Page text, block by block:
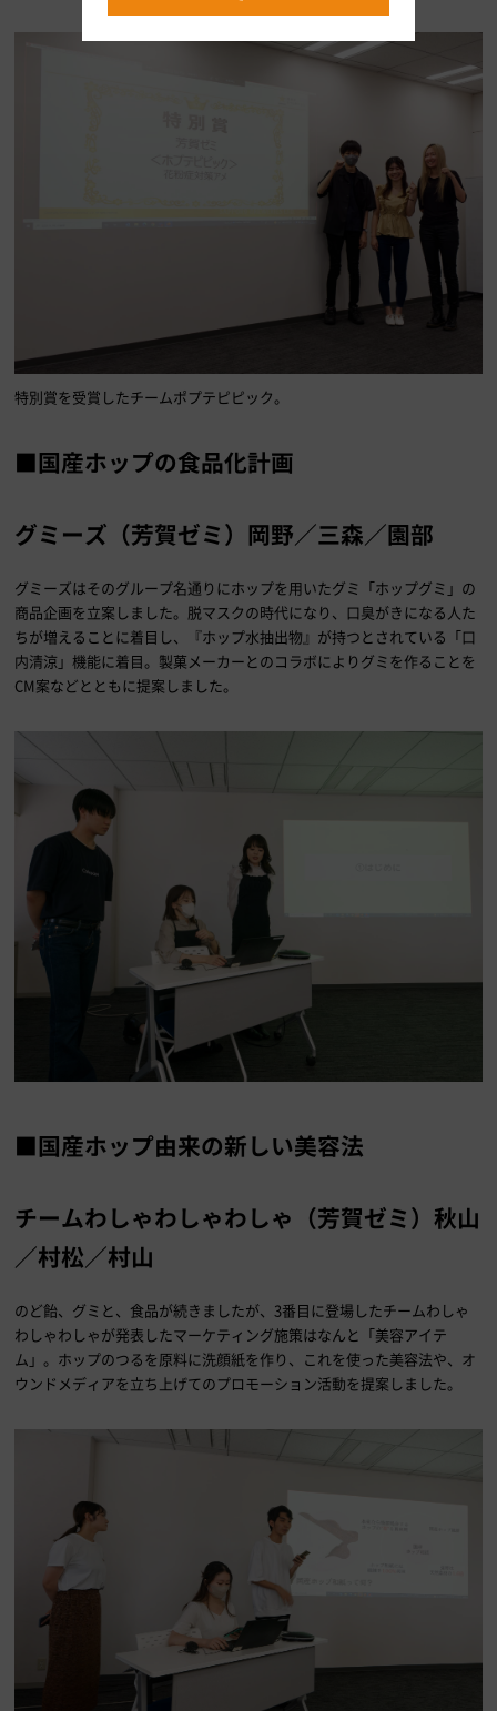
特別賞を受賞したチームポプテピピック。
■国産ホップの食品化計画
グミーズ（芳賀ゼミ）岡野／三森／園部
グミーズはそのグループ名通りにホップを用いたグミ「ホップグミ」の
商品企画を立案しました。脱マスクの時代になり、口臭がきになる人た
ちが増えることに着目し、『ホップ水抽出物』が持つとされている「口
内清涼」機能に着目。製菓メーカーとのコラボによりグミを作ることを
CM案などとともに提案しました。
■国産ホップ由来の新しい美容法
チームわしゃわしゃわしゃ（芳賀ゼミ）秋山
／村松／村山
のど飴、グミと、食品が続きましたが、3番目に登場したチームわしゃ
わしゃわしゃが発表したマーケティング施策はなんと「美容アイテ
ム」。ホップのつるを原料に洗顔紙を作り、これを使った美容法や、オ
ウンドメディアを立ち上げてのプロモーション活動を提案しました。